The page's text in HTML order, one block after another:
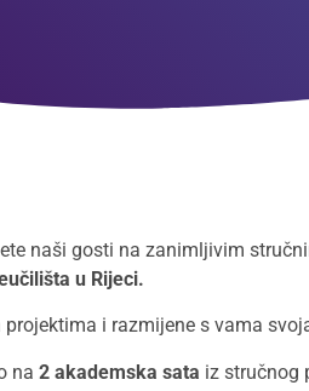
naši gosti na zanimljivim
u Rijeci.
i razmijene s vama
na 2 akademska sata iz stručnog